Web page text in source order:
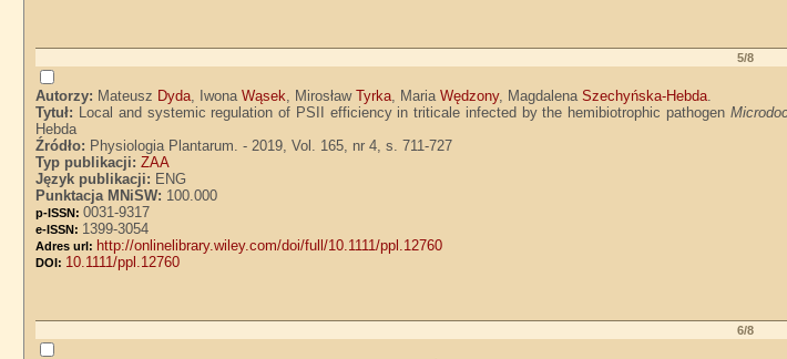
5/8
Autorzy: Mateusz Dyda, IwonaWąsek, MirosławTyrka, MariaWędzony, MagdalenaSzechyńska-Hebda.
Tytuł: Local and systemic regulation of PSII efficiency in triticale infected by the hemibiotrophic pathogen
Hebda
Źródło: Physiologia Plantarum. - 2019, Vol. 165, nr 4, s. 711-727
Typ publikacji:ZAA
Język publikacji: ENG
Punktacja MNiSW: 100.000
p-ISSN:0031-9317
e-ISSN: 1399-3054
Adres url: http://onlinelibrary.wiley.com/doi/full/10.1111/ppl.12760
DOI: 10.1111/ppl.12760
6/8